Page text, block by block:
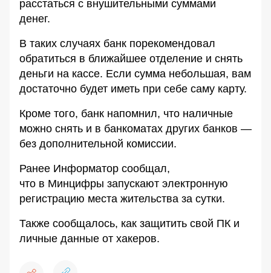
расстаться с внушительными суммами
денег.
В таких случаях банк порекомендовал
обратиться в ближайшее отделение и снять
деньги на кассе. Если сумма небольшая, вам
достаточно будет иметь при себе саму карту.
Кроме того, банк напомнил, что наличные
можно снять и в банкоматах других банков —
без дополнительной комиссии.
Ранее Информатор сообщал,
что в Минцифры запускают электронную
регистрацию места жительства за сутки.
Также сообщалось, как защитить свой ПК и
личные данные от хакеров.